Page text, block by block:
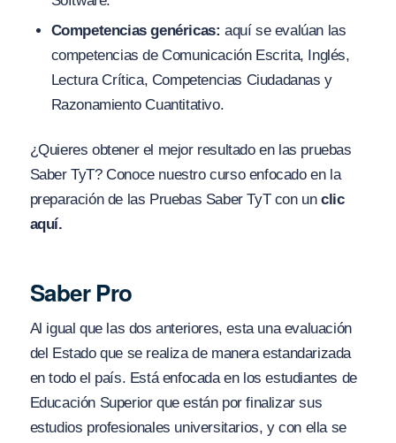
Competencias genéricas: aquí se evalúan las
competencias de Comunicación Escrita, Inglés,
Lectura Crítica, Competencias Ciudadanas y
Razonamiento Cuantitativo.
¿Quieres obtener el mejor resultado en las pruebas
Saber TyT? Conoce nuestro curso enfocado en la
preparación de las Pruebas Saber TyT con un clic
aquí.
Saber Pro
Al igual que las dos anteriores, esta una evaluación
del Estado que se realiza de manera estandarizada
en todo el país. Está enfocada en los estudiantes de
Educación Superior que están por finalizar sus
estudios profesionales universitarios, y con ella se